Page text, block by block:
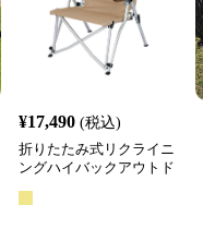
¥17,490 (税込)
折りたたみ式リクライニ
ングハイバックアウトド